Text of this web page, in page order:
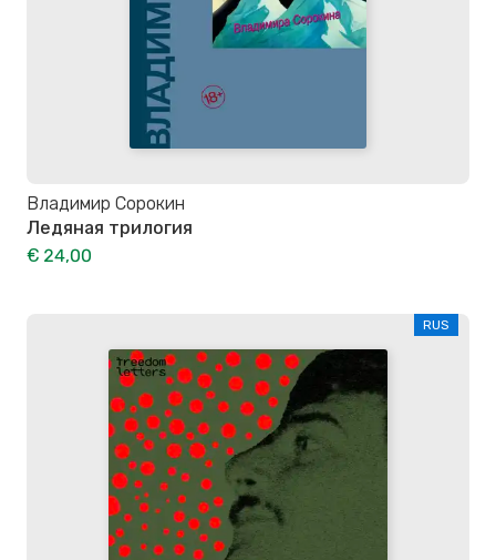
Владимир Сорокин
Ледяная трилогия
€ 24,00
RUS